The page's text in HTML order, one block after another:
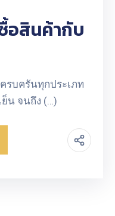
อสินค้ากับ
รบครันทุกประเภท
น จนถึง (…)